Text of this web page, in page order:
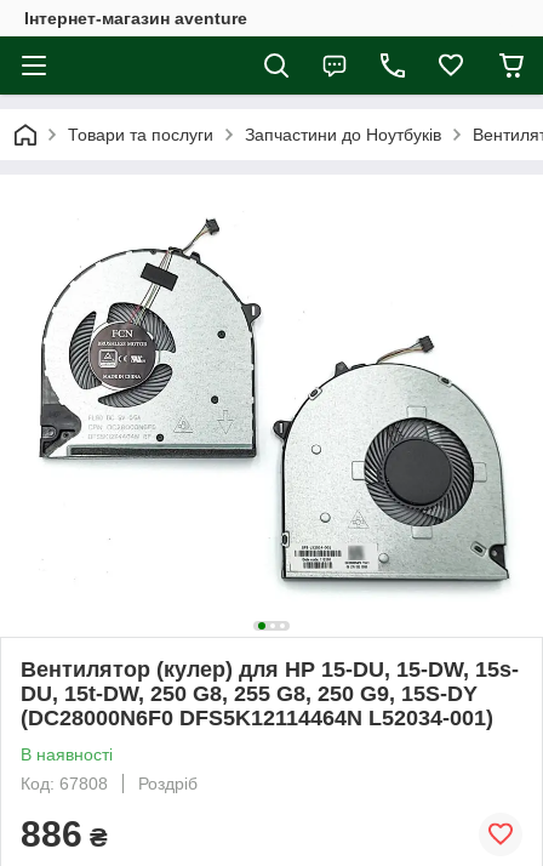
Інтернет-магазин aventure
Товари та послуги Запчастини до Ноутбуків
Вентилятор (кулер) для HP 15-DU, 15-DW, 15s-
DU, 15t-DW, 250 G8, 255 G8, 250 G9, 15S-DY
(DC28000N6F0 DFS5K12114464N L52034-001)
В наявності
Код: 67808
Роздріб
886 ₴